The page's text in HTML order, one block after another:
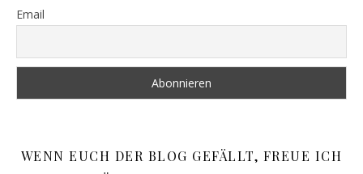
Email
WENN EUCH DER BLOG GEFÄLLT, FREUE ICH